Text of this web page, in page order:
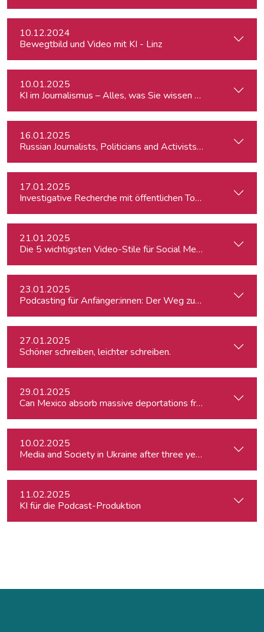
10.12.2024
Bewegtbild und Video mit KI - Linz
10.01.2025
KI im Journalismus – Alles, was Sie wissen müssen
16.01.2025
Russian Journalists, Politicians and Activists in Europe:
17.01.2025
Investigative Recherche mit öffentlichen Tools – von
21.01.2025
Die 5 wichtigsten Video-Stile für Social Media
23.01.2025
Podcasting für Anfänger:innen: Der Weg zum eigenen
27.01.2025
Schöner schreiben, leichter schreiben.
29.01.2025
Can Mexico absorb massive deportations from the US?
10.02.2025
Media and Society in Ukraine after three years of war.
11.02.2025
KI für die Podcast-Produktion